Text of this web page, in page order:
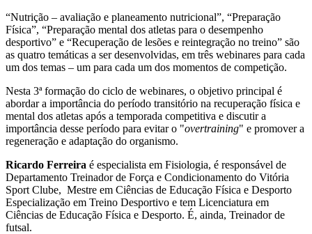
“Nutrição – avaliação e planeamento nutricional”, “Preparação
Física”, “Preparação mental dos atletas para o desempenho
desportivo” e “Recuperação de lesões e reintegração no treino” são
as quatro temáticas a ser desenvolvidas, em três webinares para cada
um dos temas – um para cada um dos momentos de competição.
Nesta 3ª formação do ciclo de webinares, o objetivo principal é
abordar a importância do período transitório na recuperação física e
mental dos atletas após a temporada competitiva e discutir a
importância desse período para evitar o "overtraining" e promover a
regeneração e adaptação do organismo.
Ricardo Ferreira é especialista em Fisiologia, é responsável de
Departamento Treinador de Força e Condicionamento do Vitória
Sport Clube, Mestre em Ciências de Educação Física e Desporto
Especialização em Treino Desportivo e tem Licenciatura em
Ciências de Educação Física e Desporto. É, ainda, Treinador de
futsal.